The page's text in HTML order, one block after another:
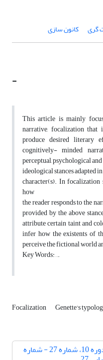
گری کانون سازی
-
This article is mainly
narrative, focalization
produce desired literary
cognitively- minded
perceptual, psychological and
ideological stances adapted
character(s). In
how
the reader responds to the
provided by the above
attribute certain taint and
infer how the existents of
perceive the fictional world
Key Words: , ,.
Focalization Genette's
دوره 10، شماره 27 - شماره